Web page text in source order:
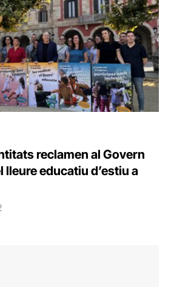
reclamen al Govern
lleure educatiu d’estiu a